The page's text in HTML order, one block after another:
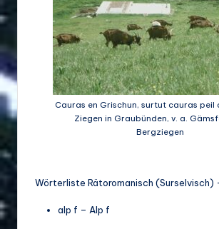
ts
d
Cauras en Grischun, surtut cauras peil
Ziegen in Graubünden, v. a.
Bergziegen
Wörterliste Rätoromanisch (Surselvisch)
alp f – Alp f